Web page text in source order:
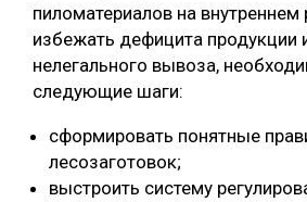
пиломатериалов на
избежать дефицита продукции
нелегального вывоза,
следующие шаги:
сформировать понятные
лесозаготовок;
выстроить систему